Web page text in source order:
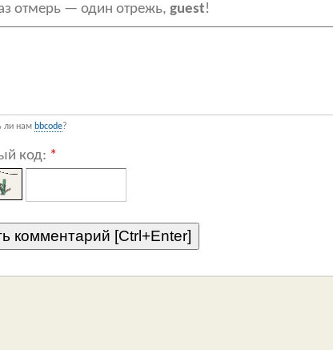
отмерь — один отрежь, guest!
ли нам bbcode?
код: *